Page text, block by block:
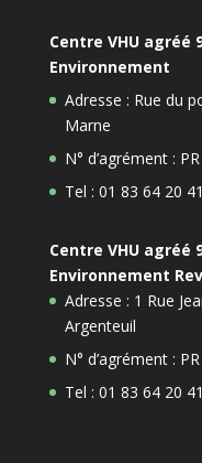
Centre VHU agréé
Environnement
Adresse : Rue du
Marne
N° d’agrément :
Tel : 01 83 64 20 41
Centre VHU agréé
Environnement
Adresse : 1 Rue
Argenteuil
N° d’agrément :
Tel : 01 83 64 20 41